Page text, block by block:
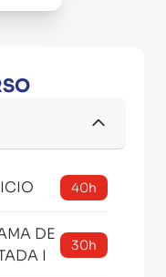
40h
DE
I
30h